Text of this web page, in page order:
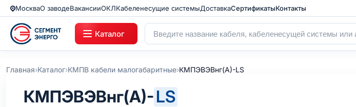
МоскваО заводеВакансииОКЛКабеленесущие системыДоставкаСертификатыКонтакты
Каталог
Главная›Каталог›КМПВ кабели малогабаритные›КМПЭВЭВнг(А)-LS
КМПЭВЭВнг(А)-LS